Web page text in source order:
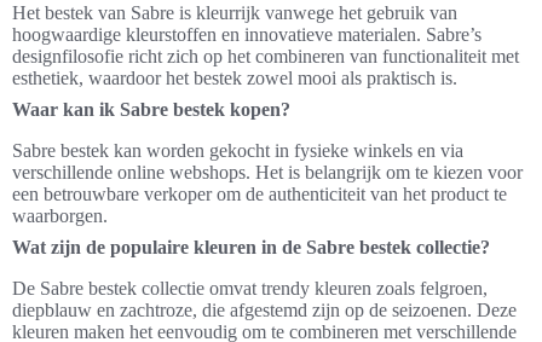
Het bestek van Sabre is kleurrijk vanwege het gebruik van
hoogwaardige kleurstoffen en innovatieve materialen. Sabre’s
designfilosofie richt zich op het combineren van functionaliteit met
esthetiek, waardoor het bestek zowel mooi als praktisch is.
Waar kan ik Sabre bestek kopen?
Sabre bestek kan worden gekocht in fysieke winkels en via
verschillende online webshops. Het is belangrijk om te kiezen voor
een betrouwbare verkoper om de authenticiteit van het product te
waarborgen.
Wat zijn de populaire kleuren in de Sabre bestek collectie?
De Sabre bestek collectie omvat trendy kleuren zoals felgroen,
diepblauw en zachtroze, die afgestemd zijn op de seizoenen. Deze
kleuren maken het eenvoudig om te combineren met verschillende